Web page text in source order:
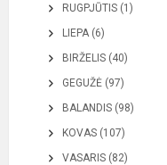
RUGPJŪTIS (1)
LIEPA (6)
BIRŽELIS (40)
GEGUŽĖ (97)
BALANDIS (98)
KOVAS (107)
VASARIS (82)